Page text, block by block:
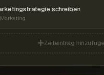
schreiben
Zeiteintrag